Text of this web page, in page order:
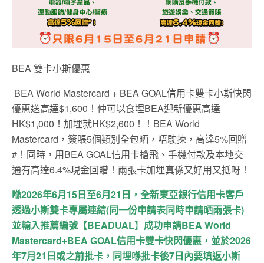
BEA 雙卡小斯優惠
BEA World Mastercard + BEA GOAL信用卡雙卡小斯快閃
優惠送高達$1,600！仲可以食埋BEA迎新優惠高達
HK$1,000！加埋就HK$2,600！！BEA World
Mastercard，簽賬5個類別全包晒，唔駛揀，高達5%回贈
#！同時，用BEA GOAL信用卡搶飛、手機付款及本地交
通有高達6.4%現金回贈！兩張卡加埋真係又好用又抵呀！
喺2026年6月15日至6月21 日，全新東亞銀行信用卡客戶
透過小斯雙卡專屬連結(同一份申請表同時申請晒兩張卡)
並輸入推薦編號【BEADUAL】 成功申請BEA World
Mastercard+BEA GOAL信用卡雙卡快閃優惠，並於2026
年7月21 日或之前批卡，同埋喺批卡後7日內要填返小斯